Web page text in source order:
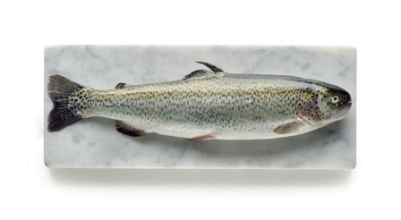
Trota iridea e trota iridea
salmonata intere o eviscerate